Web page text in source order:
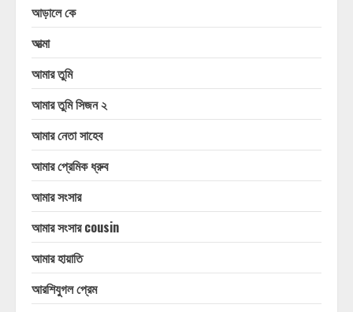
আড়ালে কে
আত্মা
আমার তুমি
আমার তুমি সিজন ২
আমার নেতা সাহেব
আমার প্রেমিক ধ্রুব
আমার সংসার
আমার সংসার cousin
আমার হায়াতি
আরশিযুগল প্রেম